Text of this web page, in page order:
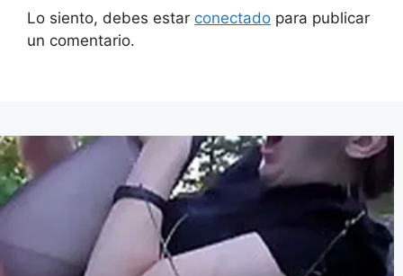
Lo siento, debes estar conectado para publicar
un comentario.